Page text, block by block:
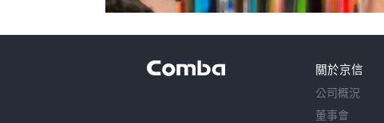
關於京信
公司概況
董事會